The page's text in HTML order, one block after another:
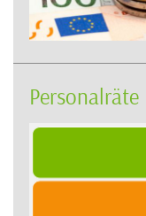
Personalräte